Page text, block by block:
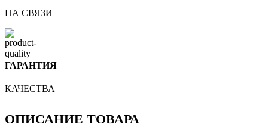
НА СВЯЗИ
ГАРАНТИЯ
КАЧЕСТВА
ОПИСАНИЕ ТОВАРА